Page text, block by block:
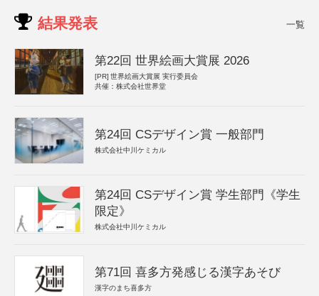
結果発表 一覧
第22回 世界絵画大賞展 2026
[PR] 世界絵画大賞展 実行委員会
共催：株式会社世界堂
第24回 CSデザイン賞 一般部門
株式会社中川ケミカル
第24回 CSデザイン賞 学生部門《学生
限定》
株式会社中川ケミカル
第71回 喜多方発感じる漢字あそび
漢字のまち喜多方